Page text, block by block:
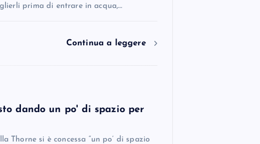
prima di entrare in acqua,…
Continua a leggere
dando un po' di spazio per
Thorne si è concessa “un po’ di spazio